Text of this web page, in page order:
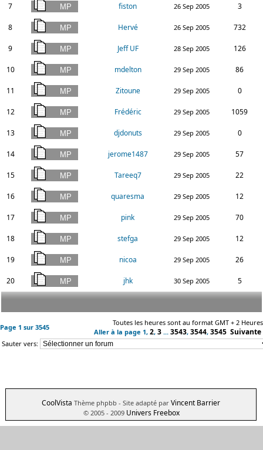
7 fiston 26 Sep 2005 3
8 Hervé 26 Sep 2005 732
9 Jeff UF 28 Sep 2005 126
10 mdelton 29 Sep 2005 86
11 Zitoune 29 Sep 2005 0
12 Frédéric 29 Sep 2005 1059
13 djdonuts 29 Sep 2005 0
14 jerome1487 29 Sep 2005 57
15 Tareeq7 29 Sep 2005 22
16 quaresma 29 Sep 2005 12
17 pink 29 Sep 2005 70
18 stefga 29 Sep 2005 12
19 nicoa 29 Sep 2005 26
20 jhk 30 Sep 2005 5
Page 1 sur 3545
Toutes les heures sont au format GMT + 2 Heures
Aller à la page 1, 2, 3 ... 3543, 3544, 3545 Suivante
Sauter vers:
CoolVista Thème phpbb - Site adapté par Vincent Barrier
© 2005 - 2009 Univers Freebox